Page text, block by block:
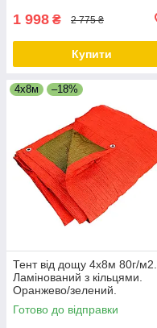
1 998 ₴ 2 775 ₴
Купити
4х8м –18%
Тент від дощу 4х8м 80г/м2.
Ламінований з кільцями.
Оранжево/зелений.
Двосторонній.
Готово до відправки